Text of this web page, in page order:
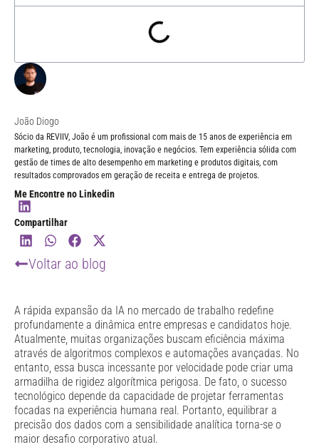
João Diogo
Sócio da REVIIV, João é um profissional com mais de 15 anos de experiência em
marketing, produto, tecnologia, inovação e negócios. Tem experiência sólida com
gestão de times de alto desempenho em marketing e produtos digitais, com
resultados comprovados em geração de receita e entrega de projetos.
Me Encontre no Linkedin
Compartilhar
Voltar ao blog
A rápida expansão da IA no mercado de trabalho redefine
profundamente a dinâmica entre empresas e candidatos hoje.
Atualmente, muitas organizações buscam eficiência máxima
através de algoritmos complexos e automações avançadas. No
entanto, essa busca incessante por velocidade pode criar uma
armadilha de rigidez algorítmica perigosa. De fato, o sucesso
tecnológico depende da capacidade de projetar ferramentas
focadas na experiência humana real. Portanto, equilibrar a
precisão dos dados com a sensibilidade analítica torna-se o
maior desafio corporativo atual.